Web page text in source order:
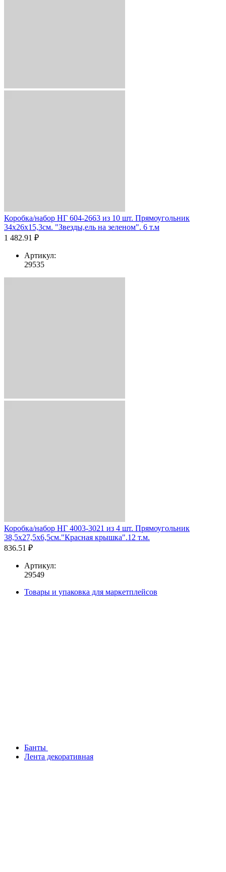
Коробка/набор НГ 604-2663 из 10 шт. Прямоугольник
34х26х15,3см. "Звезды,ель на зеленом". 6 т.м
1 482.91 ₽
Артикул:
29535
Коробка/набор НГ 4003-3021 из 4 шт. Прямоугольник
38,5х27,5х6,5см."Красная крышка".12 т.м.
836.51 ₽
Артикул:
29549
Товары и упаковка для маркетплейсов
Банты
Лента декоративная